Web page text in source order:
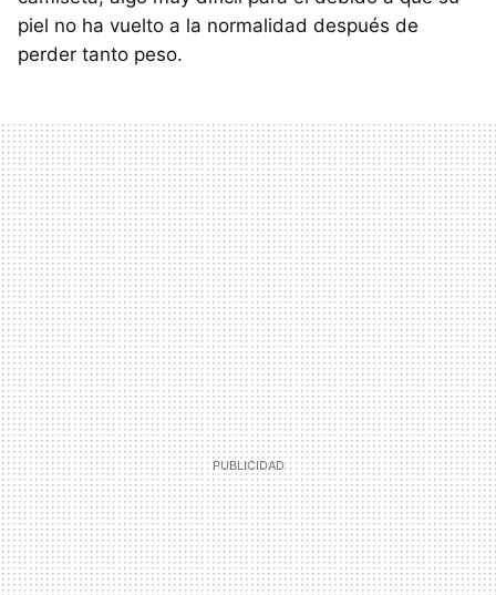
piel no ha vuelto a la normalidad después de
perder tanto peso.